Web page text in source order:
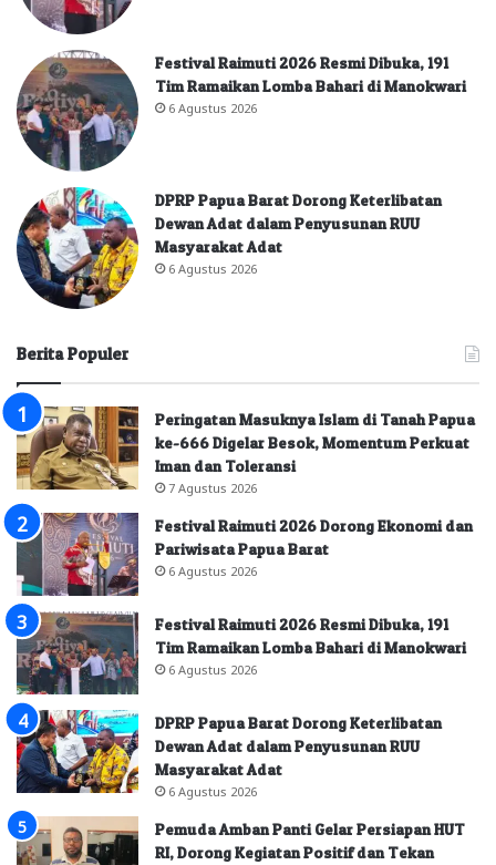
Festival Raimuti 2026 Resmi Dibuka, 191
Tim Ramaikan Lomba Bahari di Manokwari
6 Agustus 2026
DPRP Papua Barat Dorong Keterlibatan
Dewan Adat dalam Penyusunan RUU
Masyarakat Adat
6 Agustus 2026
Berita Populer
Peringatan Masuknya Islam di Tanah Papua
ke-666 Digelar Besok, Momentum Perkuat
Iman dan Toleransi
7 Agustus 2026
Festival Raimuti 2026 Dorong Ekonomi dan
Pariwisata Papua Barat
6 Agustus 2026
Festival Raimuti 2026 Resmi Dibuka, 191
Tim Ramaikan Lomba Bahari di Manokwari
6 Agustus 2026
DPRP Papua Barat Dorong Keterlibatan
Dewan Adat dalam Penyusunan RUU
Masyarakat Adat
6 Agustus 2026
Pemuda Amban Panti Gelar Persiapan HUT
RI, Dorong Kegiatan Positif dan Tekan